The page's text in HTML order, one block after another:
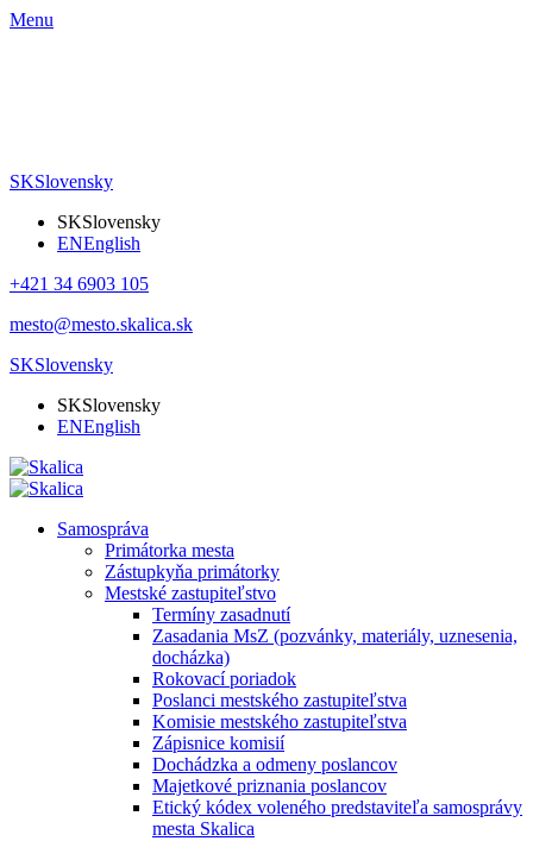
Menu
SKSlovensky
SKSlovensky
ENEnglish
+421 34 6903 105
mesto@mesto.skalica.sk
SKSlovensky
SKSlovensky
ENEnglish
Samospráva
Primátorka mesta
Zástupkyňa primátorky
Mestské zastupiteľstvo
Termíny zasadnutí
Zasadania MsZ (pozvánky, materiály, uznesenia,
docházka)
Rokovací poriadok
Poslanci mestského zastupiteľstva
Komisie mestského zastupiteľstva
Zápisnice komisií
Dochádzka a odmeny poslancov
Majetkové priznania poslancov
Etický kódex voleného predstaviteľa samosprávy
mesta Skalica